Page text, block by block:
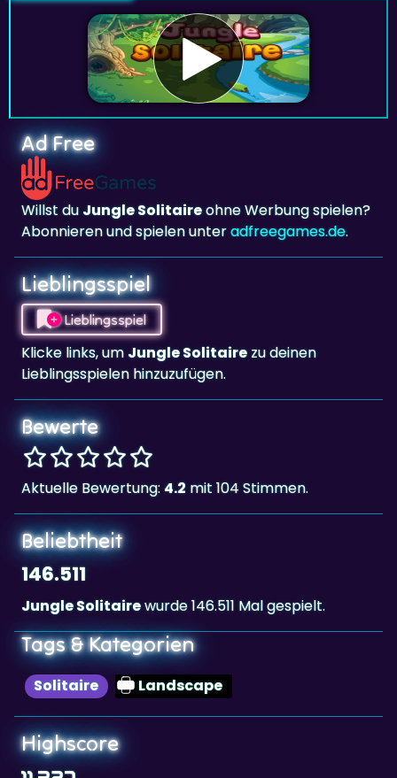
Ad Free
Willst du Jungle Solitaireohne Werbung spielen?
Abonnieren und spielen unteradfreegames.de.
Lieblingsspiel
Lieblingsspiel
Klicke links, um Jungle Solitairezu deinen
Lieblingsspielen hinzuzufügen.
Bewerte
Aktuelle Bewertung:4.2 mit 104 Stimmen.
Beliebtheit
146.511
Jungle Solitairewurde 146.511 Mal gespielt.
Tags & Kategorien
Solitaire Landscape
Highscore